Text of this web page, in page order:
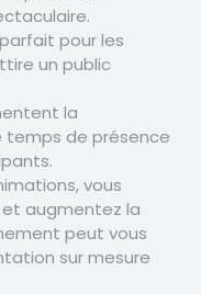
pour les
un public
la
de présence
vous
augmentez la
peut vous
sur mesure